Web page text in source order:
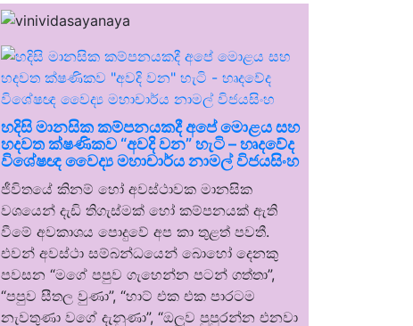
හදිසි මානසික කම්පනයකදී අපේ මොළය සහ
හදවත ක්ෂණිකව “අවදි වන” හැටි – හෘදවේද
විශේෂඥ වෛද්‍ය මහාචාර්ය නාමල් විජයසිංහ
ජීවිතයේ කිනම් හෝ අවස්ථාවක මානසික
වශයෙන් දැඩි තිගැස්මක් හෝ කම්පනයක් ඇති
වීමේ අවකාශය පොදුවේ අප කා තුළත් පවතී.
එවන් අවස්ථා සම්බන්ධයෙන් බොහෝ දෙනකු
පවසන “මගේ පපුව ගැහෙන්න පටන් ගත්තා”,
“පපුව සීතල වුණා”, “හාට් එක එක පාරටම
නැවතුණා වගේ දැනුණා”, “ඔලුව පුපුරන්න එනවා